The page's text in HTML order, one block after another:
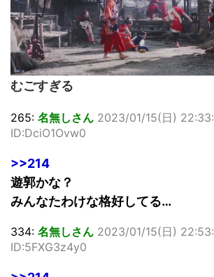
むごすぎる
265: 名無しさん 2023/01/15(日)
ID:DciO1Ovw0
>>214
遊郭かな？
みんなたわけな格好してる…
334: 名無しさん 2023/01/15(日)
ID:5FXG3z4y0